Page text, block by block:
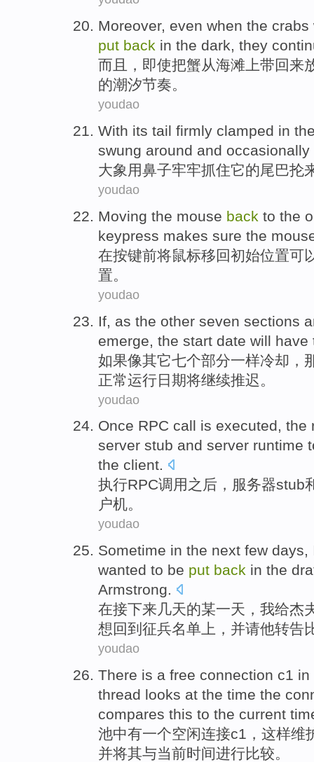
Moreover, even when the crabs
put back in the dark, they
而且
， 即使把蟹从海滩 上带回来
的潮汐节奏。
youdao
With its tail firmly clamped in
swung around and occasionally
大象 用鼻子牢牢抓住它的尾巴抡
youdao
Moving the mouse back to the
keypress makes sure the
在按键前将鼠标移回初始位置可
置。
youdao
If as the other seven sections
emerge , the start date will have
如果像其它七个部分一样冷却，
正常运行日期将继续推迟。
youdao
Once RPC call is executed, the
server stub and server runtime
the client.
执行RPC调用 之后， 服务器stub
户机。
youdao
Sometime in the next few days,
wanted to be put back in the
Armstrong.
在接下来几天的某一天 ， 我给杰
想 回到 征兵名单上 ， 并请他转告
youdao
There is a free connection c1 in
thread looks at the time the
compares this to the current
池中有一个空闲连接c1 ， 这样维
并将其与当前时间进行比较。